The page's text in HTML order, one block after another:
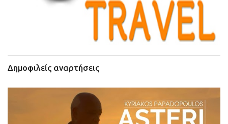
Δημοφιλείς αναρτήσεις